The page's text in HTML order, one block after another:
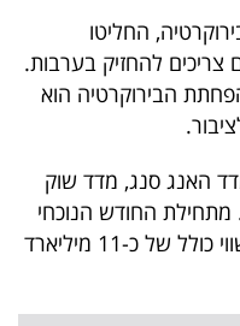
החליטו
להחזיק בערבות.
הבירוקרטיה הוא
האנג סנג, מדד שוק
בהונג קונג, עלה ב-3.5%. מתחילת החודש הנוכחי
משקיעים זרים בסין מכרו מניות בשווי כולל של כ-11 מיליארד